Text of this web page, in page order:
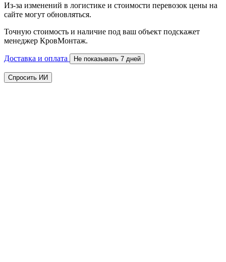
Из-за изменений в логистике и стоимости перевозок цены на
сайте могут обновляться.
Точную стоимость и наличие под ваш объект подскажет
менеджер КровМонтаж.
Доставка и оплата Не показывать 7 дней
Спросить ИИ